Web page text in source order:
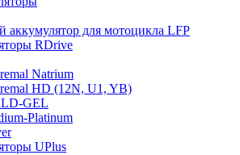
аккумулятор для мотоцикла LFP
RDrive
Natrium
HD (12N, U1, YB)
GEL
Platinum
UPlus